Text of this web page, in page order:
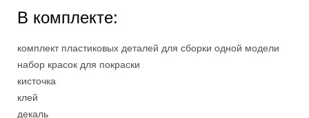
В комплекте:
комплект пластиковых деталей для сборки одной модели
набор красок для покраски
кисточка
клей
декаль